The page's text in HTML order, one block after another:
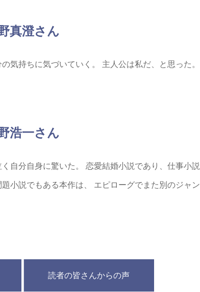
真澄さん
気持ちに気づいていく。 主人公は私だ、と思った。
浩一さん
自分自身に驚いた。 恋愛結婚小説であり、仕事小説
小説でもある本作は、 エピローグでまた別のジャン
読者の皆さんからの声